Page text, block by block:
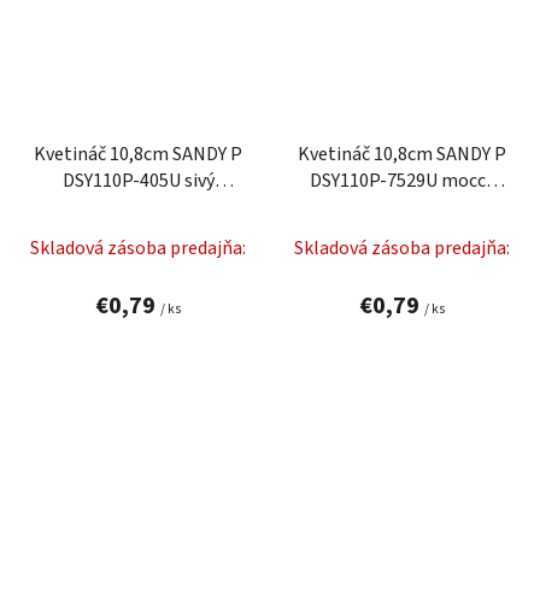
Kvetináč 10,8cm SANDY P
DSY110P-405U sivý
Skladová zásoba predajňa:
€0,79 / ks
Kvetináč 10,8cm SANDY P
DSY110P-7529U mocca
Skladová zásoba predajňa:
€0,79 / ks